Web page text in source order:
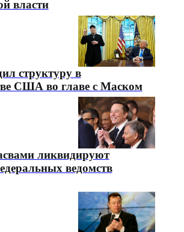
власти
структуру в
США во главе с Маском
ликвидируют
ведомств